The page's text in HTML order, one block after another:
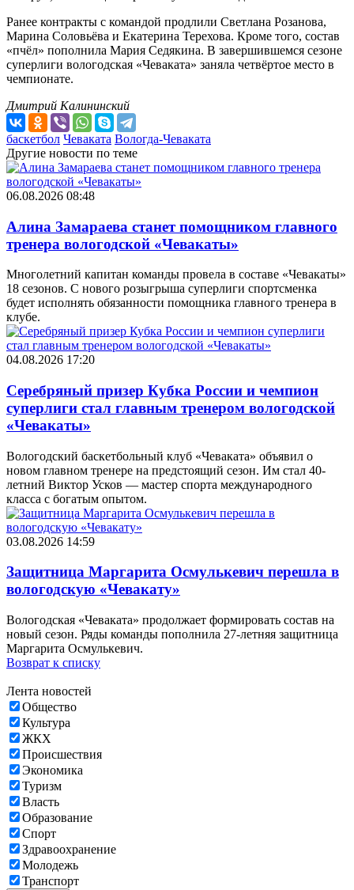
Ранее контракты с командой продлили Светлана Розанова,
Марина Соловьёва и Екатерина Терехова. Кроме того, состав
«пчёл» пополнила Мария Седякина. В завершившемся сезоне
суперлиги вологодская «Чеваката» заняла четвёртое место в
чемпионате.
Дмитрий Калининский
баскетбол Чеваката Вологда-Чеваката
Другие новости по теме
06.08.2026 08:48
Алина Замараева станет помощником главного
тренера вологодской «Чевакаты»
Многолетний капитан команды провела в составе «Чевакаты»
18 сезонов. С нового розыгрыша суперлиги спортсменка
будет исполнять обязанности помощника главного тренера в
клубе.
04.08.2026 17:20
Серебряный призер Кубка России и чемпион
суперлиги стал главным тренером вологодской
«Чевакаты»
Вологодский баскетбольный клуб «Чеваката» объявил о
новом главном тренере на предстоящий сезон. Им стал 40-
летний Виктор Усков — мастер спорта международного
класса с богатым опытом.
03.08.2026 14:59
Защитница Маргарита Осмулькевич перешла в
вологодскую «Чевакату»
Вологодская «Чеваката» продолжает формировать состав на
новый сезон. Ряды команды пополнила 27-летняя защитница
Маргарита Осмулькевич.
Возврат к списку
Лента новостей
Общество
Культура
ЖКХ
Происшествия
Экономика
Туризм
Власть
Образование
Спорт
Здравоохранение
Молодежь
Транспорт